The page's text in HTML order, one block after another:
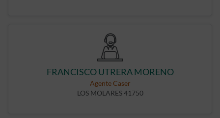
FRANCISCO UTRERA MORENO
Agente Caser
LOS MOLARES 41750